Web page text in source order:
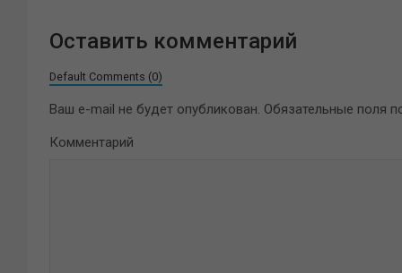
Оставить комментарий
Default Comments (0)
Ваш e-mail не будет опубликован. Обязательные поля
Комментарий